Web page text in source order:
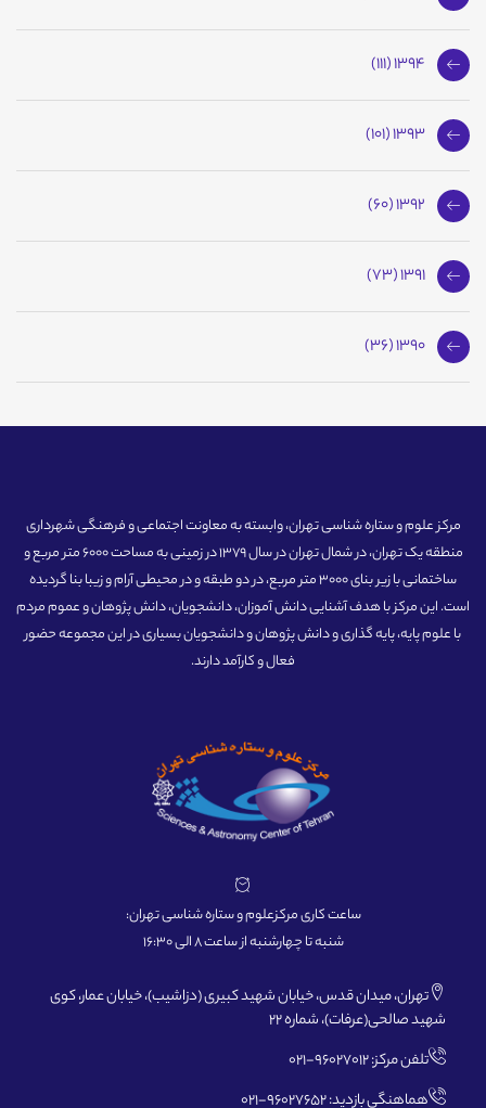
1394 (111)
1393 (101)
1392 (60)
1391 (73)
1390 (36)
مرکز علوم و ستاره شناسی تهران، وابسته به معاونت اجتماعی و فرهنگی شهرداری
منطقه یک تهران، در شمال تهران در سال 1379 در زمینی به مساحت 6000 متر مربع و
ساختمانی با زیر بنای 3000 متر مربع، در دو طبقه و در محیطی آرام و زیبا بنا گردیده
است. این مرکز با هدف آشنایی دانش آموزان، دانشجویان، دانش پژوهان و عموم مردم
با علوم پایه، پایه گذاری و دانش پژوهان و دانشجویان بسیاری در این مجموعه حضور
فعال و کارآمد دارند.
ساعت کاری مرکزعلوم و ستاره شناسی تهران:
شنبه تا چهارشنبه از ساعت 8 الی 16:30
تهران، میدان قدس، خیابان شهید کبیری (دزاشیب)، خیابان عمار، کوی
شهید صالحی(عرفات)، شماره 22
تلفن مرکز: 96027012-021
هماهنگی بازدید: 96027652-021